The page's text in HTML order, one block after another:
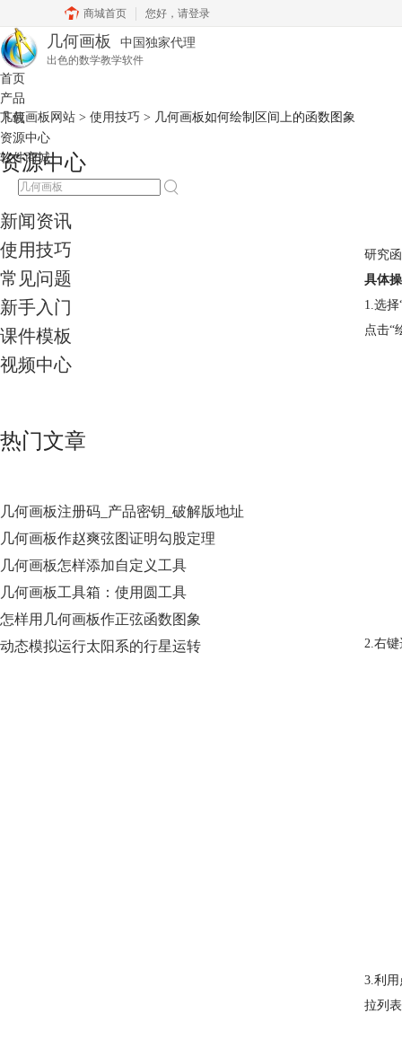
商城首页 您好， 请登录
几何画板 中国独家代理
出色的数学教学软件
首页
产品
下载
资源中心
软件商城
几何画板网站 > 使用技巧 > 几何画板如何绘制区间上的函数图象
资源中心
新闻资讯
使用技巧
常见问题
新手入门
课件模板
视频中心
热门文章
几何画板注册码_产品密钥_破解版地址
几何画板作赵爽弦图证明勾股定理
几何画板怎样添加自定义工具
几何画板工具箱：使用圆工具
怎样用几何画板作正弦函数图象
动态模拟运行太阳系的行星运转
研究
具体
1.选
点击“
2.右键
3.利
拉列